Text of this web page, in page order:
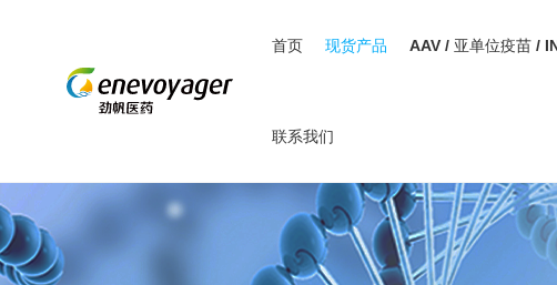
首页 现货产品 AAV / 亚单位疫苗 /
联系我们